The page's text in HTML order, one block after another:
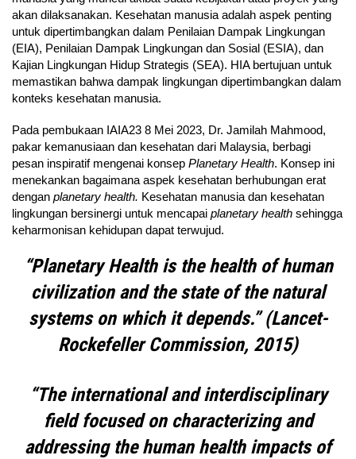
akan dilaksanakan. Kesehatan manusia adalah aspek penting
untuk dipertimbangkan dalam Penilaian Dampak Lingkungan
(EIA), Penilaian Dampak Lingkungan dan Sosial (ESIA), dan
Kajian Lingkungan Hidup Strategis (SEA). HIA bertujuan untuk
memastikan bahwa dampak lingkungan dipertimbangkan dalam
konteks kesehatan manusia.
Pada pembukaan IAIA23 8 Mei 2023, Dr. Jamilah Mahmood,
pakar kemanusiaan dan kesehatan dari Malaysia, berbagi
pesan inspiratif mengenai konsep Planetary Health. Konsep ini
menekankan bagaimana aspek kesehatan berhubungan erat
dengan planetary health. Kesehatan manusia dan kesehatan
lingkungan bersinergi untuk mencapai planetary health sehingga
keharmonisan kehidupan dapat terwujud.
“Planetary Health is the health of human
civilization and the state of the natural
systems on which it depends.” (Lancet-
Rockefeller Commission, 2015)
“The international and interdisciplinary
field focused on characterizing and
addressing the human health impacts of